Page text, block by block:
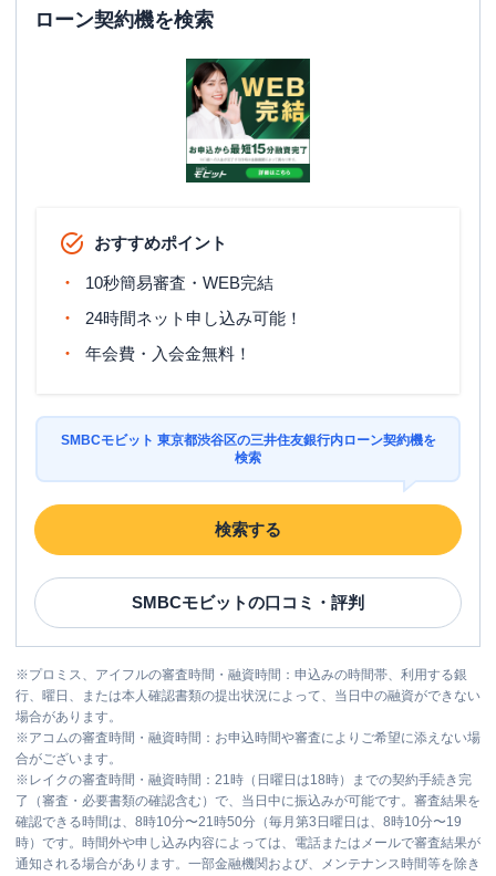
ローン契約機を検索
おすすめポイント
10秒簡易審査・WEB完結
24時間ネット申し込み可能！
年会費・入会金無料！
SMBCモビット 東京都渋谷区の三井住友銀行内ローン契約機を
検索
検索する
SMBCモビットの口コミ・評判
※プロミス、アイフルの審査時間・融資時間：申込みの時間帯、利用する銀
行、曜日、または本人確認書類の提出状況によって、当日中の融資ができない
場合があります。
※アコムの審査時間・融資時間：お申込時間や審査によりご希望に添えない場
合がございます。
※ レイクの審査時間・融資時間：21時（日曜日は18時）までの契約手続き完
了（審査・必要書類の確認含む）で、当日中に振込みが可能です。審査結果を
確認できる時間は、8時10分〜21時50分（毎月第3日曜日は、8時10分〜19
時）です。時間外や申し込み内容によっては、電話またはメールで審査結果が
通知される場合があります。一部金融機関および、メンテナンス時間等を除き